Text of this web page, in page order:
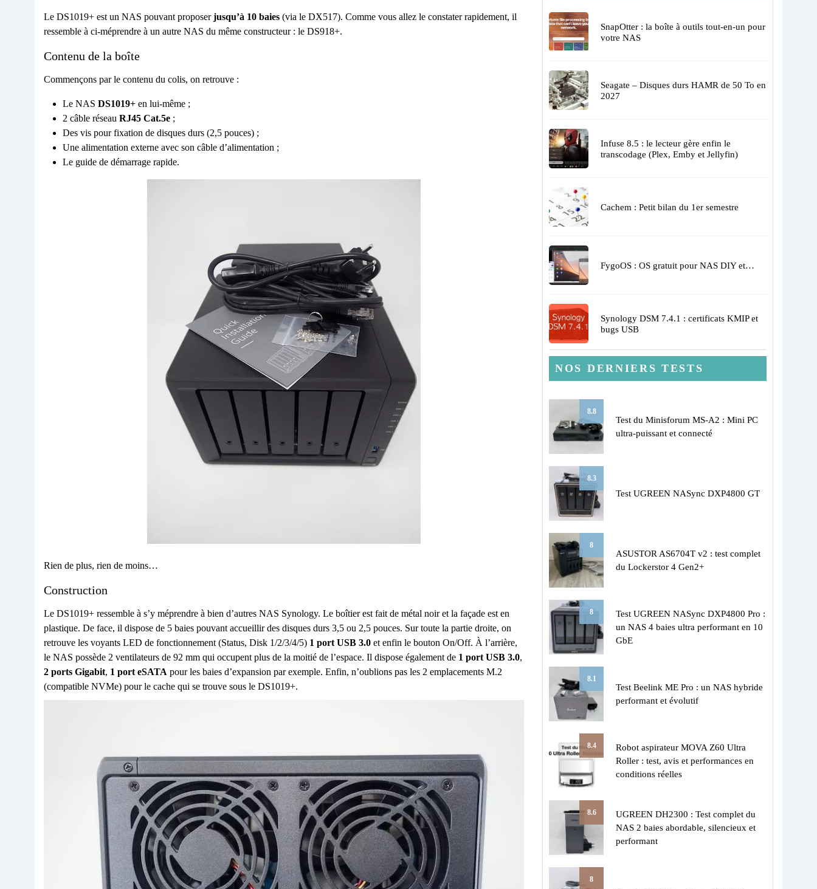
Le DS1019+ est un NAS pouvant proposerjusqu’à 10 baies (via le DX517). Comme vous allez le constater rapidement, il
ressemble à ci-méprendre à un autre NAS du même constructeur : le DS918+.
Contenu de la boîte
Commençons par le contenu du colis, on retrouve :
Le NAS DS1019+ en lui-même ;
2 câble réseau RJ45 Cat.5e ;
Des vis pour fixation de disques durs (2,5 pouces) ;
Une alimentation externe avec son câble d’alimentation ;
Le guide de démarrage rapide.
Rien de plus, rien de moins…
Construction
Le DS1019+ ressemble à s’y méprendre à bien d’autres NAS Synology. Le boîtier est fait de métal noir et la façade est en
plastique. De face, il dispose de 5 baies pouvant accueillir des disques durs 3,5 ou 2,5 pouces. Sur toute la partie droite, on
retrouve les voyants LED de fonctionnement (Status, Disk 1/2/3/4/5) 1 port USB 3.0 et enfin le bouton On/Off. À l’arrière,
le NAS possède 2 ventilateurs de 92 mm qui occupent plus de la moitié de l’espace. Il dispose également de 1 port USB 3.0,
2 ports Gigabit, 1 port eSATA pour les baies d’expansion par exemple. Enfin, n’oublions pas les 2 emplacements M.2
(compatible NVMe) pour le cache qui se trouve sous le DS1019+.
SnapOtter : la boîte à outils tout-en-un pour
votre NAS
Seagate – Disques durs HAMR de 50 To en
2027
Infuse 8.5 : le lecteur gère enfin le
transcodage (Plex, Emby et Jellyfin)
Cachem : Petit bilan du 1er semestre
FygoOS : OS gratuit pour NAS DIY et…
Synology DSM 7.4.1 : certificats KMIP et
bugs USB
NOS DERNIERS TESTS
8.8
Test du Minisforum MS-A2 : Mini PC
ultra-puissant et connecté
8.3
Test UGREEN NASync DXP4800 GT
8
ASUSTOR AS6704T v2 : test complet
du Lockerstor 4 Gen2+
8
Test UGREEN NASync DXP4800 Pro :
un NAS 4 baies ultra performant en 10
GbE
8.1
Test Beelink ME Pro : un NAS hybride
performant et évolutif
8.4
Robot aspirateur MOVA Z60 Ultra
Roller : test, avis et performances en
conditions réelles
8.6
UGREEN DH2300 : Test complet du
NAS 2 baies abordable, silencieux et
performant
8